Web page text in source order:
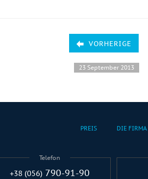
VORHERIGE
23 September 2013
PREIS DIE FIRMA
Telefon
+38 (056) 790-91-90